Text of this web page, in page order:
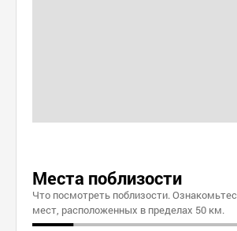
Места поблизости
Что посмотреть поблизости.
мест, расположенных в пределах 50 км.